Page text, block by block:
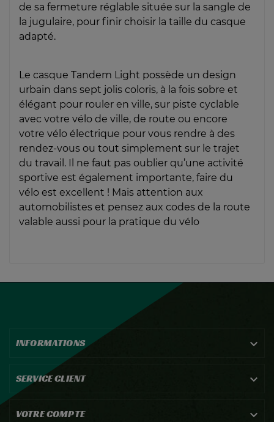
de sa fermeture réglable située sur la sangle de
la jugulaire, pour finir choisir la taille du casque
adapté.
Le casque Tandem Light possède un design
urbain dans sept jolis coloris, à la fois sobre et
élégant pour rouler en ville, sur piste cyclable
avec votre vélo de ville, de route ou encore
votre vélo électrique pour vous rendre à des
rendez-vous ou tout simplement sur le trajet
du travail. Il ne faut pas oublier qu’une activité
sportive est également importante, faire du
vélo est excellent ! Mais attention aux
automobilistes et pensez aux codes de la route
valable aussi pour la pratique du vélo
INFORMATIONS 
SERVICE CLIENT 
VOTRE COMPTE 